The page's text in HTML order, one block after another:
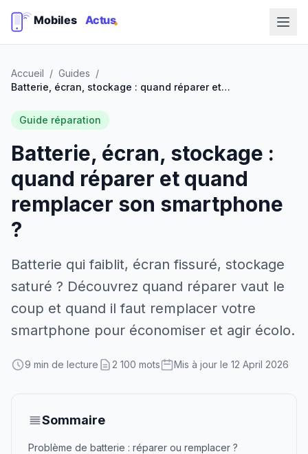
Accueil / Guides /
Batterie, écran, stockage : quand réparer et quand remplacer son smartphone ?
Guide réparation
Batterie, écran, stockage :
quand réparer et quand
remplacer son smartphone
?
Batterie qui faiblit, écran fissuré, stockage
saturé ? Découvrez quand réparer vaut le
coup et quand il faut remplacer votre
smartphone pour économiser et agir écolo.
9 min de lecture 2 100 mots Mis à jour le 12 April 2026
Sommaire
Problème de batterie : réparer ou remplacer ?